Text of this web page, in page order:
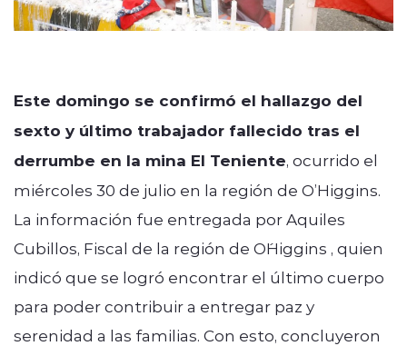
Este domingo se confirmó el hallazgo del
sexto y último trabajador fallecido tras el
derrumbe en la mina El Teniente, ocurrido el
miércoles 30 de julio en la región de O’Higgins.
La información fue entregada por Aquiles
Cubillos, Fiscal de la región de O´Higgins , quien
indicó que se logró encontrar el último cuerpo
para poder contribuir a entregar paz y
serenidad a las familias. Con esto, concluyeron